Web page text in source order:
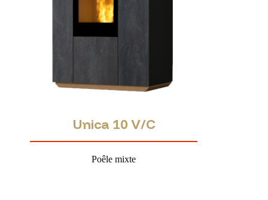
Unica 10 V/C
Poêle mixte